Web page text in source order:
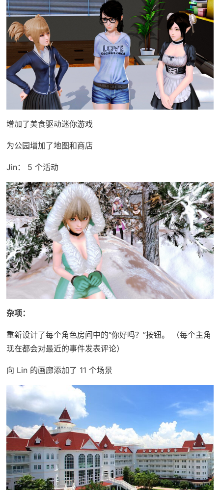
增加了美食驱动迷你游戏
为公园增加了地图和商店
Jin： 5 个活动
杂项：
重新设计了每个角色房间中的“你好吗？”按钮。 （每个主角
现在都会对最近的事件发表评论）
向 Lin 的画廊添加了 11 个场景